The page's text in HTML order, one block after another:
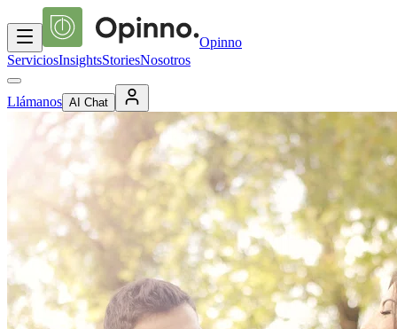
Opinno
ServiciosInsightsStoriesNosotros
Llámanos AI Chat